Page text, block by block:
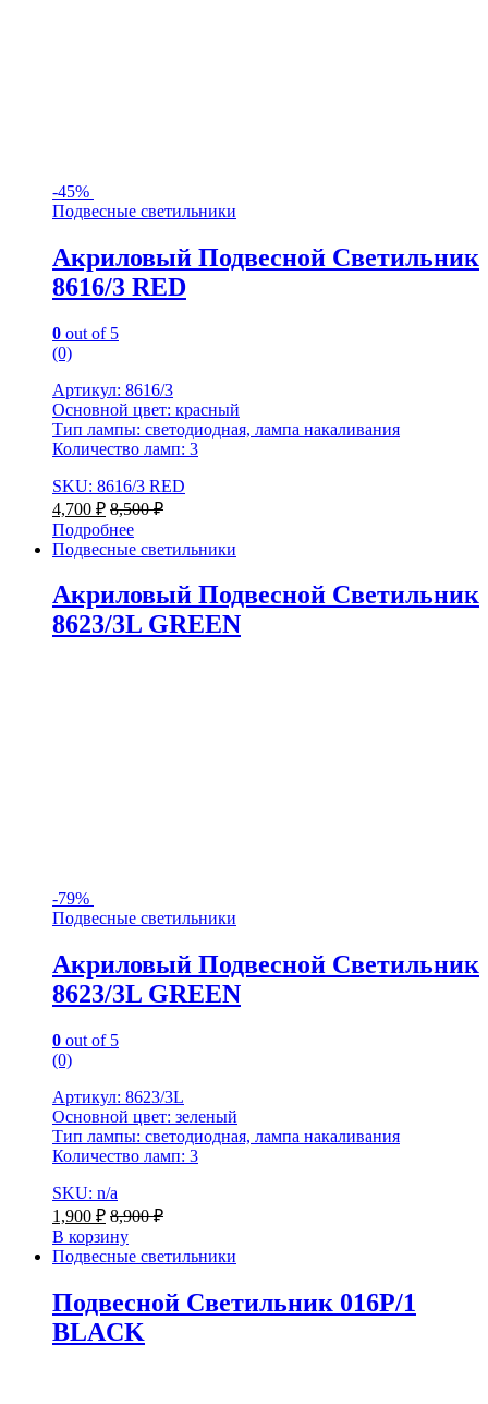
-45%
Подвесные светильники
Акриловый Подвесной Светильник
8616/3 RED
0 out of 5
(0)
Артикул: 8616/3
Основной цвет: красный
Тип лампы: светодиодная, лампа накаливания
Количество ламп: 3
SKU: 8616/3 RED
4,700 ₽ 8,500₽
Подробнее
Подвесные светильники
Акриловый Подвесной Светильник
8623/3L GREEN
-79%
Подвесные светильники
Акриловый Подвесной Светильник
8623/3L GREEN
0 out of 5
(0)
Артикул: 8623/3L
Основной цвет: зеленый
Тип лампы: светодиодная, лампа накаливания
Количество ламп: 3
SKU: n/a
1,900 ₽ 8,900₽
В корзину
Подвесные светильники
Подвесной Светильник 016P/1
BLACK